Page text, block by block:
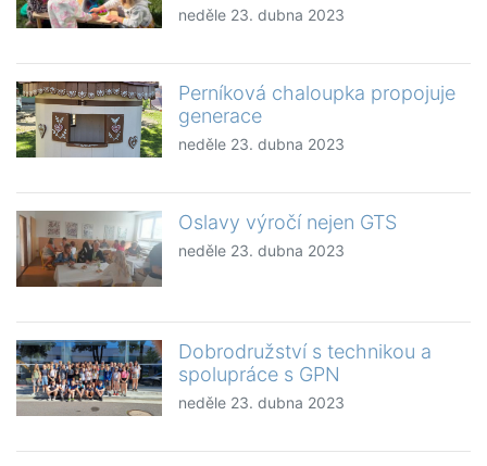
neděle 23. dubna 2023
Perníková chaloupka propojuje
generace
neděle 23. dubna 2023
Oslavy výročí nejen GTS
neděle 23. dubna 2023
Dobrodružství s technikou a
spolupráce s GPN
neděle 23. dubna 2023